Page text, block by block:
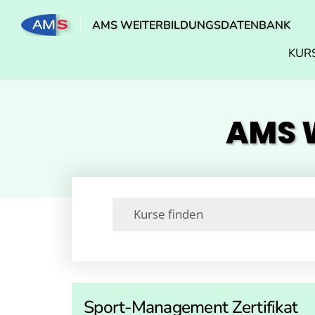
AMS WEITERBILDUNGSDATENBANK
AMS
Sport-Management Zertifikat